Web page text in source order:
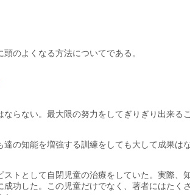
のよくなる方法についてである。
らない。最大限の努力をしてぎりぎり出来る
の知能を増強する訓練をしても大して成果は
トとして自閉児童の治療をしていた。実際、
功した。この児童だけでなく、著者にはたく